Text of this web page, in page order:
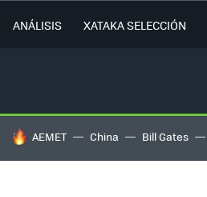
ANÁLISIS XATAKA SELECCIÓN
HOY SE HABLA DE
AEMET China Bill Gates